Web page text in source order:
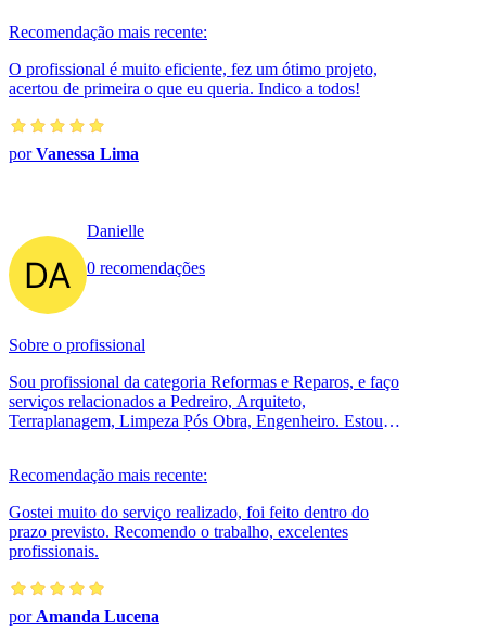
Recomendação mais recente:
O profissional é muito eficiente, fez um ótimo projeto,
acertou de primeira o que eu queria. Indico a todos!
porVanessa Lima
Danielle
0 recomendações
Sobre o profissional
Sou profissional da categoria Reformas e Reparos, e faço
serviços relacionados a Pedreiro, Arquiteto,
Terraplanagem, Limpeza Pós Obra, Engenheiro. Estou
Recomendação mais recente:
Gostei muito do serviço realizado, foi feito dentro do
prazo previsto. Recomendo o trabalho, excelentes
profissionais.
por Amanda Lucena